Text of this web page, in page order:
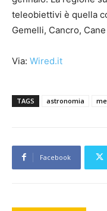
teleobiettivi è quella
Gemelli, Cancro,
Via: Wired.it
TAGS astronomia
Facebook